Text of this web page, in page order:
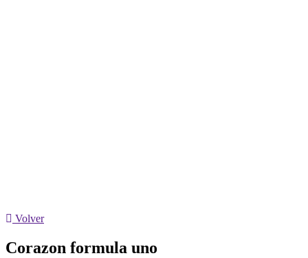
Volver
Corazon formula uno